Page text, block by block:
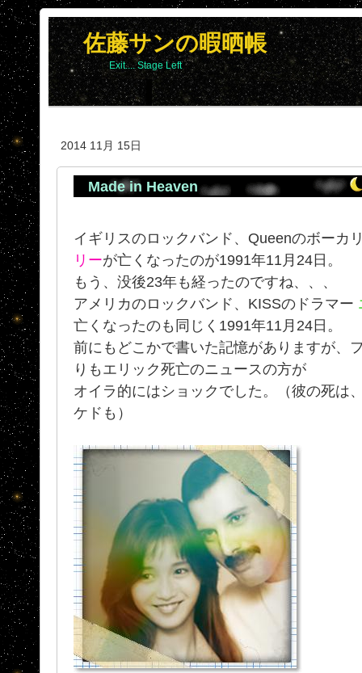
佐藤サンの暇晒帳
Exit.... Stage Left
2014 11月 15日
Made in Heaven
イギリスのロックバンド、Queenのボーカ
リーが亡くなったのが1991年11月24日。
もう、没後23年も経ったのですね、、、
アメリカのロックバンド、KISSのドラマー
亡くなったのも同じく1991年11月24日。
前にもどこかで書いた記憶がありますが、
りもエリック死亡のニュースの方が
オイラ的にはショックでした。（彼の死は
ケドも）